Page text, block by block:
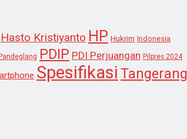
Hasto Kristiyanto HP Hukrim Indonesia
PDIP PDI Perjuangan Pilpres 2024
Spesifikasi Tangerang